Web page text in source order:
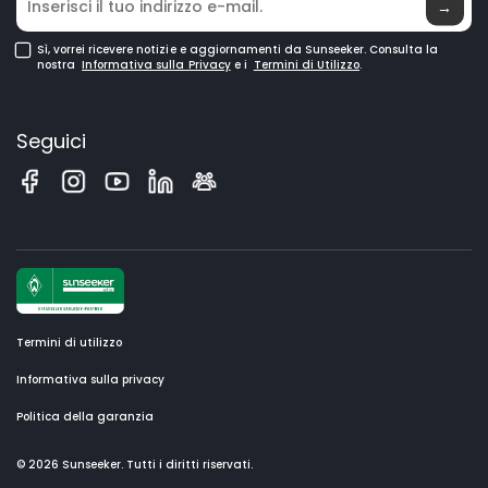
→
Sì, vorrei ricevere notizie e aggiornamenti da Sunseeker. Consulta la
nostra Informativa sulla Privacye i Termini di Utilizzo.
Seguici
Termini di utilizzo
Informativa sulla privacy
Politica della garanzia
© 2026 Sunseeker. Tutti i diritti riservati.